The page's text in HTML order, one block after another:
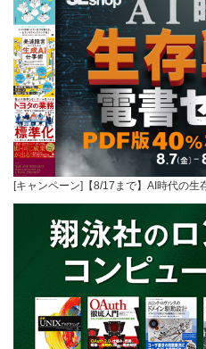
[キャンペーン]【8/17まで】AI時代の